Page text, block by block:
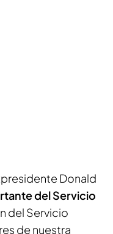
Donald
del Servicio
del Servicio
de nuestra